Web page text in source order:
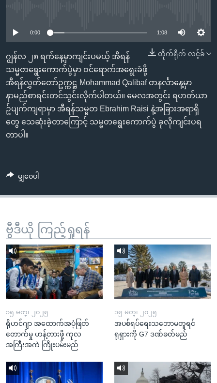
စာမျက်နှာ
သို့
ကျော်
ကြည့်
ရန်
ရှာဖွေ
ရန်
ကျော်
ဗွီအိုအေ လူမှုကွန်ယက်များ
ဘာသာစကားများ
0:00 1:08
တိုက်ရိုက် လင့်ခ်
ဂျွန်လ ၂၈ ရက်နေ့မှာကျင်းပမယ့် အီရန်
သမ္မတရွေးကောက်ပွဲမှာ ဝင်ရောက်အရွေးခံဖို့
အီရန်လွှတ်တော်ဥက္ကဋ္ဌ Mohammad Qalibaf တနင်္လာနေ့မှာ
နာမည်စာရင်းတင်သွင်းလိုက်ပါတယ်။ မေလအတွင်း ရဟတ်ယာ
ဥ်ပျက်ကျရာမှာ အီရန်သမ္မတ Ebrahim Raisi နဲ့အခြားအရာရှိ
တွေ သေဆုံးခဲ့တာကြောင့် သမ္မတရွေးကောက်ပွဲ ခုလိုကျင်းပရ
တာပါ။
မျှဝေပါ
ဗွီဒီယို ကြည့်ရှုရန်
၁၅ မတ္၊ ၂၀၂၅
ရိုဟင်ဂျာ အထောက်အပံ့ဖြတ်
တောက်မှု ဟန့်တားဖို့ ကုလ
အကြီးအကဲ ကြိုးပမ်းမည်
၁၅ မတ္၊ ၂၀၂၅
အပစ်ရပ်ရေးသဘောမတူရင်
ရုရှားကို G7 ဒဏ်ခတ်မည်